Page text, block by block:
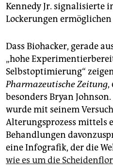
Kennedy Jr. signalisierte
Lockerungen
Dass Biohacker, gerade
„hohe
Selbstoptimierung“
Pharmazeutische Zeitung,
besonders Bryan
wurde mit seinem
Alterungsprozess mittels
Behandlungen
eine Infografik, der die
wie es um die